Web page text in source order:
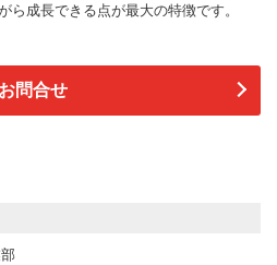
ら成長できる点が最大の特徴です。
お問合せ